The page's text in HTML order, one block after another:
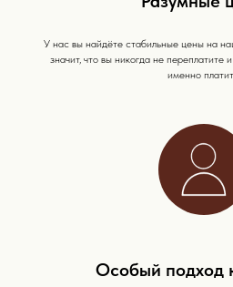
У нас вы найдёте стабильные цены на
значит, что вы никогда не переплатите
именно
Особый подход